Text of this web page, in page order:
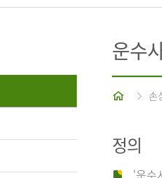
운수
홈 손
정의
‘운